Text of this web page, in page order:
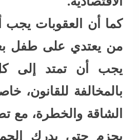
كما أن العقوبات يجب
من يعتدي على طفل
يجب أن تمتد إلى
بالمخالفة للقانون،
الشاقة والخطرة، مع
بحزم حتى يدرك